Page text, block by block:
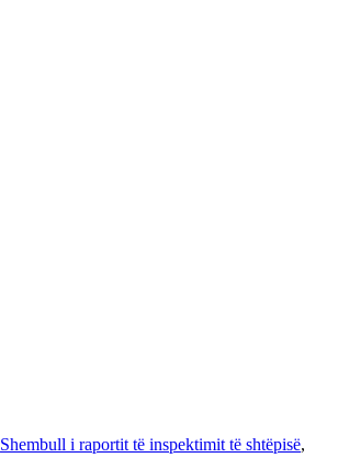
Shembull i raportit të inspektimit të shtëpisë,